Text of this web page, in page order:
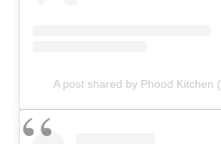
A post shared by Phood Kitchen